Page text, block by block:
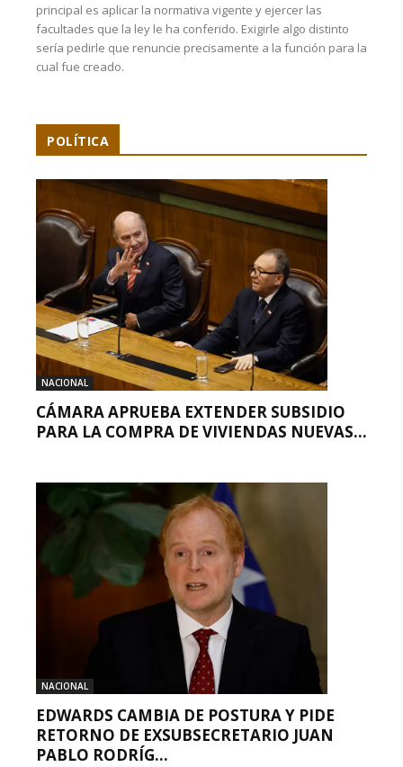
principal es aplicar la normativa vigente y ejercer las
facultades que la ley le ha conferido. Exigirle algo distinto
sería pedirle que renuncie precisamente a la función para la
cual fue creado.
POLÍTICA
NACIONAL
CÁMARA APRUEBA EXTENDER SUBSIDIO
PARA LA COMPRA DE VIVIENDAS NUEVAS...
NACIONAL
EDWARDS CAMBIA DE POSTURA Y PIDE
RETORNO DE EXSUBSECRETARIO JUAN
PABLO RODRÍG...